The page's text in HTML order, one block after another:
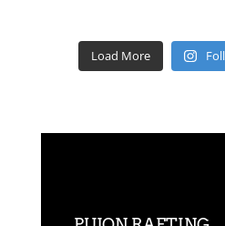
Load More